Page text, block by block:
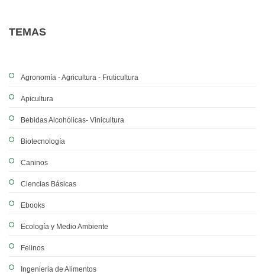
TEMAS
Agronomía - Agricultura - Fruticultura
Apicultura
Bebidas Alcohólicas- Vinicultura
Biotecnología
Caninos
Ciencias Básicas
Ebooks
Ecología y Medio Ambiente
Felinos
Ingenieria de Alimentos